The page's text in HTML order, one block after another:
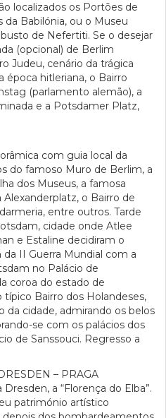
localizados os Portões de
da Babilónia, ou o Museu
de Nefertiti. Se o desejar
(opcional) de Berlim
Judeu, cenário da trágica
época hitleriana, o Bairro
(parlamento alemão), a
e a Potsdamer Platz,
com guia local da
do famoso Muro de Berlim, a
dos Museus, a famosa
o Bairro de
entre outros. Tarde
cidade onde Atlee
e Estaline decidiram o
II Guerra Mundial com a
no Palácio de
coroa do estado de
típico Bairro dos Holandeses,
da cidade, admirando os belos
se com os palácios dos
de Sanssouci. Regresso a
– PRAGA
a “Florença do Elba”.
património artístico